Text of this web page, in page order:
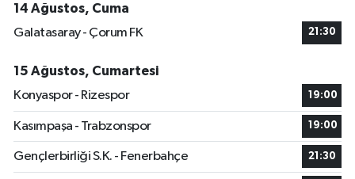
14 Ağustos, Cuma
Galatasaray - Çorum FK
21:30
15 Ağustos, Cumartesi
Konyaspor - Rizespor
19:00
Kasımpaşa - Trabzonspor 19:00
Gençlerbirliği S.K. - Fenerbahçe 21:30